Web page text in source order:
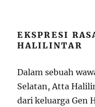
EKSPRESI
HALILINTAR
Dalam sebuah
Selatan, Atta
dari keluarga Gen